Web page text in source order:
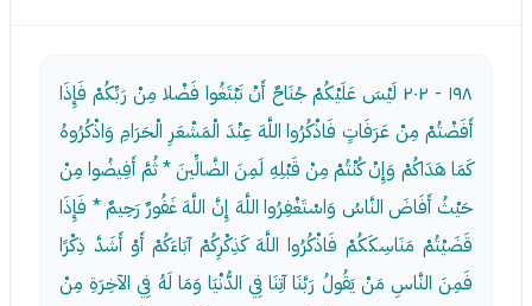
١٩٨ - ٢٠٢
لَيْسَ عَلَيْكُمْ جُنَاحٌ أَنْ تَبْتَغُوا فَضْلا مِنْ رَبِّكُمْ فَإِذَا
أَفَضْتُمْ مِنْ عَرَفَاتٍ فَاذْكُرُوا اللَّهَ عِنْدَ الْمَشْعَرِ الْحَرَامِ وَاذْكُرُوهُ
كَمَا هَدَاكُمْ وَإِنْ كُنْتُمْ مِنْ قَبْلِهِ لَمِنَ الضَّالِّينَ * ثُمَّ أَفِيضُوا مِنْ
حَيْثُ أَفَاضَ النَّاسُ وَاسْتَغْفِرُوا اللَّهَ إِنَّ اللَّهَ غَفُورٌ رَحِيمٌ * فَإِذَا
قَضَيْتُمْ مَنَاسِكَكُمْ فَاذْكُرُوا اللَّهَ كَذِكْرِكُمْ آبَاءَكُمْ أَوْ أَشَدَّ ذِكْرًا
فَمِنَ النَّاسِ مَنْ يَقُولُ رَبَّنَا آتِنَا فِي الدُّنْيَا وَمَا لَهُ فِي الآخِرَةِ مِنْ